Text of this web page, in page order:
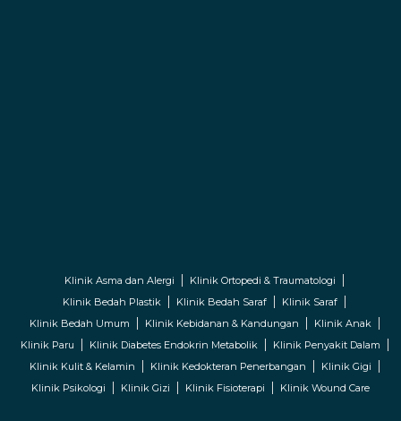
Klinik Asma dan Alergi
Klinik Ortopedi & Traumatologi
Klinik Bedah Plastik
Klinik Bedah Saraf
Klinik Saraf
Klinik Bedah Umum
Klinik Kebidanan & Kandungan
Klinik Anak
Klinik Paru
Klinik Diabetes Endokrin Metabolik
Klinik Penyakit Dalam
Klinik Kulit & Kelamin
Klinik Kedokteran Penerbangan
Klinik Gigi
Klinik Psikologi
Klinik Gizi Klinik Fisioterapi Klinik Wound Care